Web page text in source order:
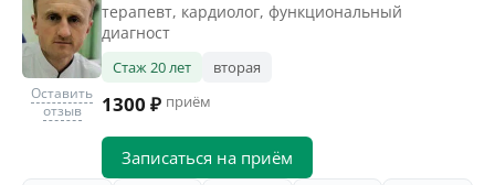
Оставить
отзыв
терапевт, кардиолог, функциональный
диагност
Стаж 20 лет вторая
1300 ₽ приём
Записаться на приём